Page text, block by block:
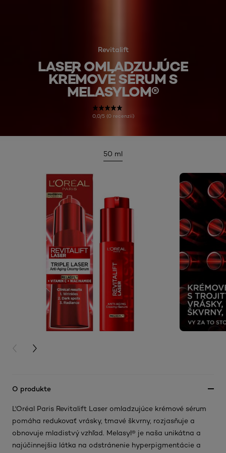
Revitalift
LASER OMLADZUJÚCE
KRÉMOVÉ SÉRUM S
MELASYLOM®
0,0/5 (0 recenzií)
50 ml
PREVIOUS CARD
NEXT CARD
O produkte
L'Oréal Paris Revitalift Laser omladzujúce krémové sérum
pomáha redukovať vrásky, tmavé škvrny, rozjasňuje a
obnovuje mladistvý vzhľad. Melasyl® je naša unikátna a
najúčinnejšia látka na odstránenie hyperpigmentácie a